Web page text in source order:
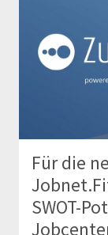
Für die
SWOT-